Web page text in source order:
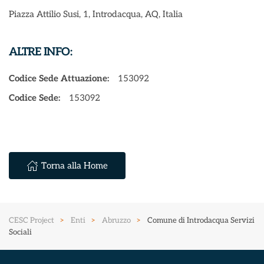
Piazza Attilio Susi, 1, Introdacqua, AQ, Italia
ALTRE INFO:
Codice Sede Attuazione:
153092
Codice Sede:
153092
Torna alla Home
CESC Project Enti Abruzzo
Comune di Introdacqua Servizi
Sociali